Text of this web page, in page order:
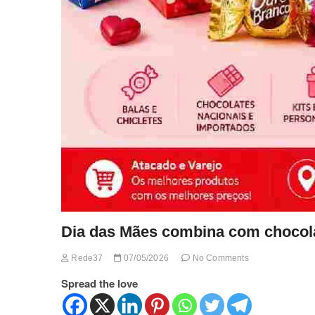
Dia das Mães combina com
Rede37 07/05/2026 No Comments
Spread the love